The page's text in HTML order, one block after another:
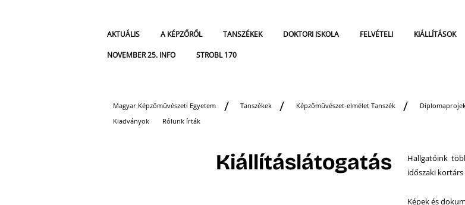
AKTUÁLIS A KÉPZŐRŐL TANSZÉKEK DOKTORI ISKOLA FELVÉTELI KIÁLLÍTÁSOK
NOVEMBER 25. INFO STROBL 170
Magyar Képzőművészeti Egyetem Tanszékek Képzőművészet-elmélet Tanszék
Kiadványok
Rólunk írták
Kiállításlátogatás
Hallgatóink
időszaki
Képek és